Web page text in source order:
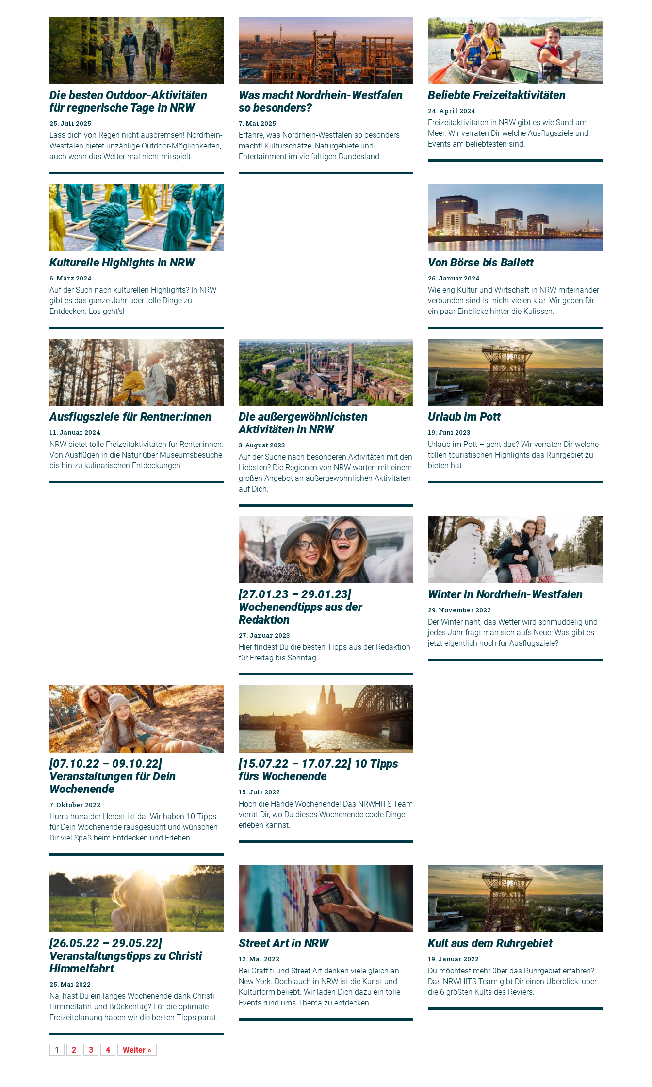
Die besten Outdoor-Aktivitäten
für regnerische Tage in NRW
25. Juli 2025
Lass dich von Regen nicht ausbremsen! Nordrhein-
Westfalen bietet unzählige Outdoor-Möglichkeiten,
auch wenn das Wetter mal nicht mitspielt.
Was macht Nordrhein-Westfalen
so besonders?
7. Mai 2025
Erfahre, was Nordrhein-Westfalen so besonders
macht! Kulturschätze, Naturgebiete und
Entertainment im vielfältigen Bundesland.
Beliebte Freizeitaktivitäten
24. April 2024
Freizeitaktivitäten in NRW gibt es wie Sand am
Meer. Wir verraten Dir welche Ausflugsziele und
Events am beliebtesten sind.
Kulturelle Highlights in NRW
6. März 2024
Auf der Such nach kulturellen Highlights? In NRW
gibt es das ganze Jahr über tolle Dinge zu
Entdecken. Los geht's!
Von Börse bis Ballett
26. Januar 2024
Wie eng Kultur und Wirtschaft in NRW miteinander
verbunden sind ist nicht vielen klar. Wir geben Dir
ein paar Einblicke hinter die Kulissen.
Ausflugsziele für Rentner:innen
11. Januar 2024
NRW bietet tolle Freizeitaktivitäten für Renter:innen.
Von Ausflügen in die Natur über Museumsbesuche
bis hin zu kulinarischen Entdeckungen.
Die außergewöhnlichsten
Aktivitäten in NRW
3. August 2023
Auf der Suche nach besonderen Aktivitäten mit den
Liebsten? Die Regionen von NRW warten mit einem
großen Angebot an außergewöhnlichen Aktivitäten
auf Dich.
Urlaub im Pott
19. Juni 2023
Urlaub im Pott – geht das? Wir verraten Dir welche
tollen touristischen Highlights das Ruhrgebiet zu
bieten hat.
[27.01.23 – 29.01.23]
Wochenendtipps aus der
Redaktion
27. Januar 2023
Hier findest Du die besten Tipps aus der Redaktion
für Freitag bis Sonntag.
Winter in Nordrhein-Westfalen
29. November 2022
Der Winter naht, das Wetter wird schmuddelig und
jedes Jahr fragt man sich aufs Neue: Was gibt es
jetzt eigentlich noch für Ausflugsziele?
[07.10.22 – 09.10.22]
Veranstaltungen für Dein
Wochenende
7. Oktober 2022
Hurra hurra der Herbst ist da! Wir haben 10 Tipps
für Dein Wochenende rausgesucht und wünschen
Dir viel Spaß beim Entdecken und Erleben.
[15.07.22 – 17.07.22] 10 Tipps
fürs Wochenende
15. Juli 2022
Hoch die Hände Wochenende! Das NRWHITS Team
verrät Dir, wo Du dieses Wochenende coole Dinge
erleben kannst.
[26.05.22 – 29.05.22]
Veranstaltungstipps zu Christi
Himmelfahrt
25. Mai 2022
Na, hast Du ein langes Wochenende dank Christi
Himmelfahrt und Brückentag? Für die optimale
Freizeitplanung haben wir die besten Tipps parat.
Street Art in NRW
12. Mai 2022
Bei Graffiti und Street Art denken viele gleich an
New York. Doch auch in NRW ist die Kunst und
Kulturform beliebt. Wir laden Dich dazu ein tolle
Events rund ums Thema zu entdecken.
Kult aus dem Ruhrgebiet
19. Januar 2022
Du möchtest mehr über das Ruhrgebiet erfahren?
Das NRWHITS Team gibt Dir einen Überblick, über
die 6 größten Kults des Reviers.
1 2 3 4 Weiter »